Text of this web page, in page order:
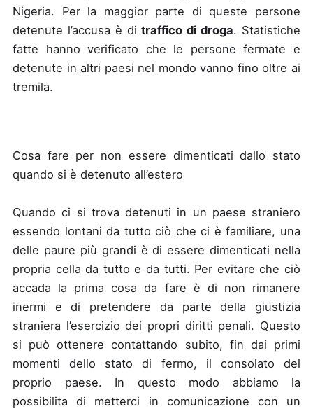
Nigeria. Per la maggior parte di queste persone
detenute l’accusa è ditraffico di droga. Statistiche
fatte hanno verificato che le persone fermate e
detenute in altri paesi nel mondo vanno fino oltre ai
tremila.
Cosa fare per non essere dimenticati dallo stato
quando si è detenuto all’estero
Quando ci si trova detenuti in un paese straniero
essendo lontani da tutto ciò che ci è familiare, una
delle paure più grandi è di essere dimenticati nella
propria cella da tutto e da tutti. Per evitare che ciò
accada la prima cosa da fare è di non rimanere
inermi e di pretendere da parte della giustizia
straniera l’esercizio dei propri diritti penali. Questo
si può ottenere contattando subito, fin dai primi
momenti dello stato di fermo, il consolato del
proprio paese. In questo modo abbiamo la
possibilita di metterci in comunicazione con un